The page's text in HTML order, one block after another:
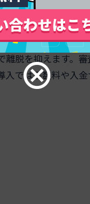
報の照合が行われ
件を理解したうえ
ーズには分割（信
離脱を抑えます。
入では手数料や入